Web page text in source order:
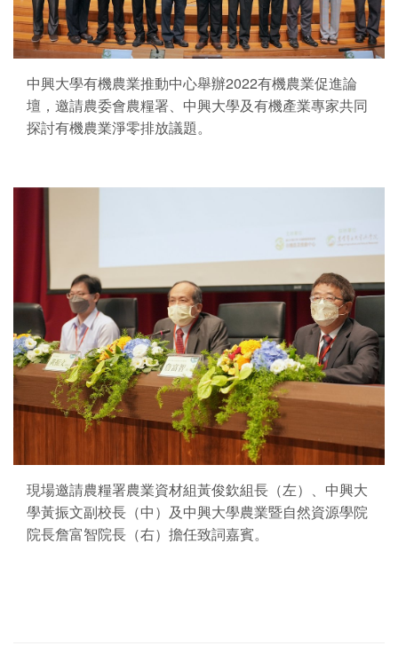
中興大學有機農業推動中心舉辦2022有機農業促進論
壇，邀請農委會農糧署、中興大學及有機產業專家共同
探討有機農業淨零排放議題。
現場邀請農糧署農業資材組黃俊欽組長（左）、中興大
學黃振文副校長（中）及中興大學農業暨自然資源學院
院長詹富智院長（右）擔任致詞嘉賓。